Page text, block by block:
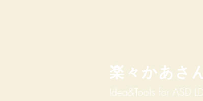
楽々かあさ
Idea&Tools​​ for ASD